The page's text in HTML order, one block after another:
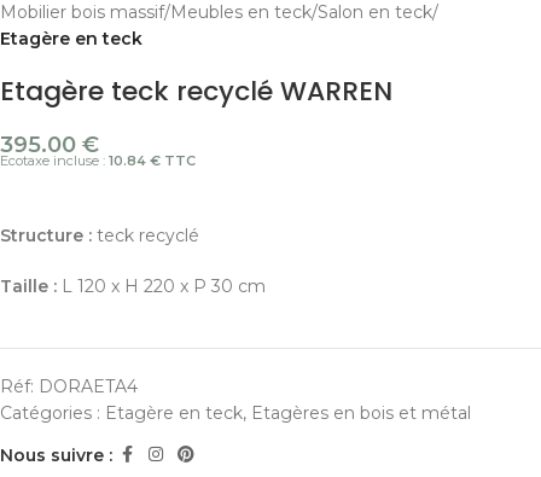
Mobilier bois massif Meubles en teck Salon en teck
Etagère en teck
Etagère teck recyclé WARREN
395.00 €
Ecotaxe incluse : 10.84 € TTC
Structure : teck recyclé
Taille : L 120 x H 220 x P 30 cm
Réf: DORAETA4
Catégories : Etagère en teck, Etagères en bois et métal
Nous suivre :